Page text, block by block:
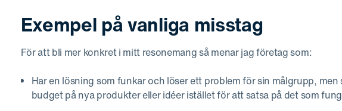
Exempel på vanliga misstag
För att bli mer konkret i mitt resonemang så menar jag företag som:
Har en lösning som funkar och löser ett problem för sin målgrupp,
budget på nya produkter eller idéer istället för att satsa på det som